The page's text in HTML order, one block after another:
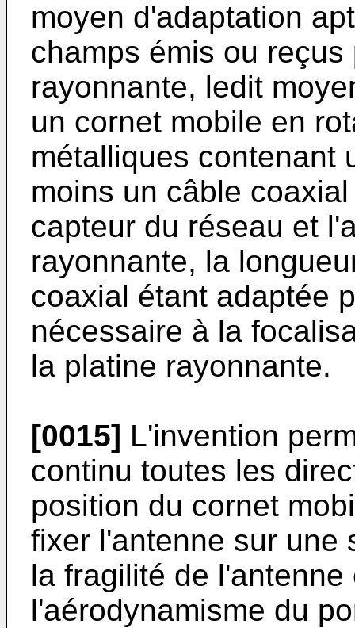
moyen d'adaptation
champs émis ou
rayonnante, ledit
un cornet mobile en
métalliques contenant
moins un câble
capteur du réseau et
rayonnante, la
coaxial étant adaptée
nécessaire à la
la platine rayonnante.
[0015] L'invention
continu toutes les
position du cornet
fixer l'antenne sur une
la fragilité de l'antenne
l'aérodynamisme du